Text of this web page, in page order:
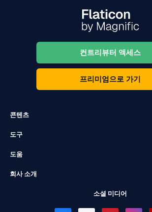
컨트리뷰터 액세스
프리미엄으로 가기
콘텐츠
도구
도움
회사 소개
소셜 미디어